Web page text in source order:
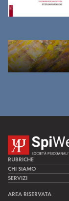
RUBRICHE
LA CURA
LA RICERCA
CHI SIAMO
LA SPI
TEAM DI SPIWEB
SERVIZI
AREA RISERVATA